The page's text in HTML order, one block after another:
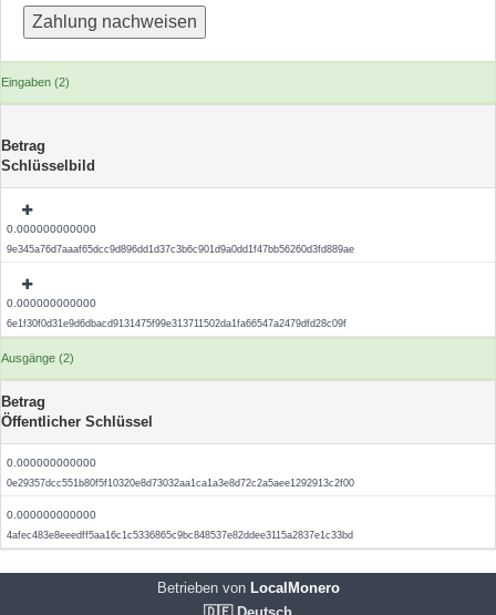
Eingaben (2)
Betrag
Schlüsselbild
0.000000000000
9e345a76d7aaaf65dcc9d896dd1d37c3b6c901d9a0dd1f47bb56260d3fd889ae
0.000000000000
6e1f30f0d31e9d6dbacd9131475f99e313711502da1fa66547a2479dfd28c09f
Ausgänge (2)
Betrag
Öffentlicher Schlüssel
0.000000000000
0e29357dcc551b80f5f10320e8d73032aa1ca1a3e8d72c2a5aee1292913c2f00
0.000000000000
4afec483e8eeedff5aa16c1c5336865c9bc848537e82ddee3115a2837e1c33bd
Betrieben vonLocalMonero